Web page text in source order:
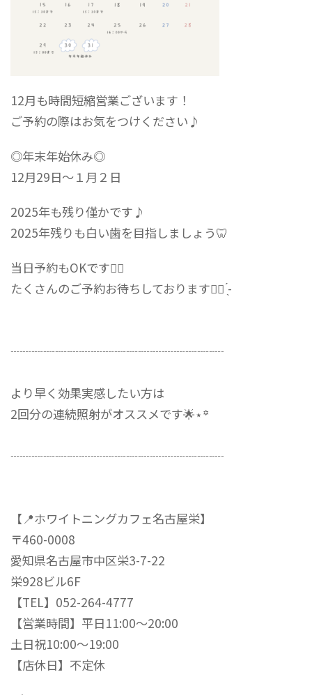
12月も時間短縮営業ございます！
ご予約の際はお気をつけください♪
◎年末年始休み◎
12月29日〜１月２日
2025年も残り僅かです♪
2025年残りも白い歯を目指しましょう🦷
当日予約もOKです👌🏻
たくさんのご予約お待ちしております✊🏻‪ ̖́-‬
┈┈┈┈┈┈┈┈┈┈┈┈┈┈┈┈┈┈
より早く効果実感したい方は
2回分の連続照射がオススメです🌟⋆꙳
┈┈┈┈┈┈┈┈┈┈┈┈┈┈┈┈┈┈
【📍ホワイトニングカフェ名古屋栄】
〒460-0008
愛知県名古屋市中区栄3-7-22
栄928ビル6F
【TEL】052-264-4777
【営業時間】平日11:00〜20:00
土日祝10:00〜19:00
【店休日】不定休